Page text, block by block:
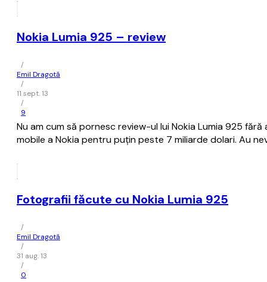
Nokia Lumia 925 – review
/
Emil Dragotă
/
11 sept. 13
/
9
Nu am cum să pornesc review-ul lui Nokia Lumia 925
mobile a Nokia pentru puțin peste 7 miliarde dolari. Au
Fotografii făcute cu Nokia Lumia 925
/
Emil Dragotă
/
31 aug. 13
/
0